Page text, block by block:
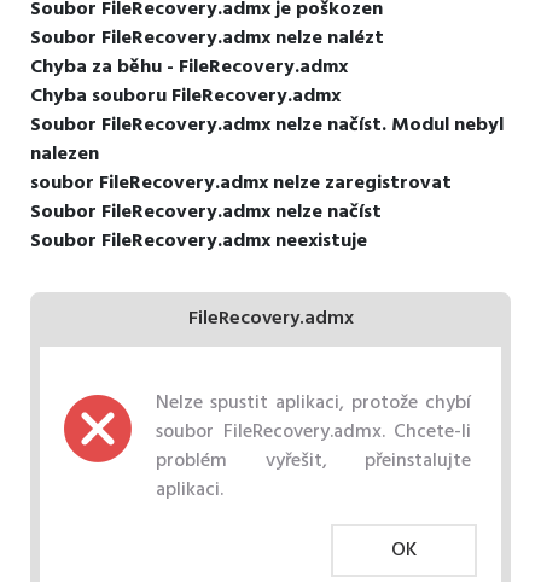
Soubor FileRecovery.admx je poškozen
Soubor FileRecovery.admx nelze nalézt
Chyba za běhu - FileRecovery.admx
Chyba souboru FileRecovery.admx
Soubor FileRecovery.admx nelze načíst. Modul nebyl
nalezen
soubor FileRecovery.admx nelze zaregistrovat
Soubor FileRecovery.admx nelze načíst
Soubor FileRecovery.admx neexistuje
FileRecovery.admx
Nelze spustit aplikaci, protože chybí
soubor FileRecovery.admx. Chcete-li
problém vyřešit, přeinstalujte
aplikaci.
OK